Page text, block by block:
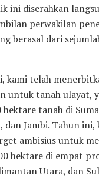
ini diserahkan
perwakilan
berasal dari
kami telah
untuk tanah ulayat,
tanah di
dan Jambi. Tahun
ambisius untuk
hektare di empat
Utara, dan